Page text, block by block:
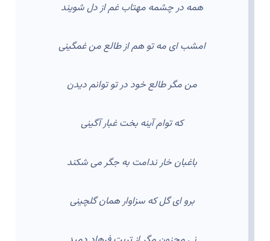
همه در چشمه مهتاب غم از دل شویند
امشب ای مه تو هم از طالع من غمگینی
من مگر طالع خود در تو توانم دیدن
که توام آینه بخت غبار آگینی
باغبان خار ندامت به جگر می شکند
برو ای گل که سزاوار همان گلچینی